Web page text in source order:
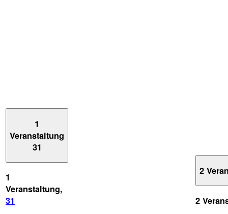
1
Veranstaltung
31
1
Veranstaltung,
31
2
2